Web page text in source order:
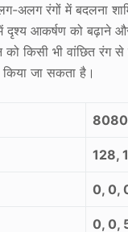
अलग रंगों में बदलना
आकर्षण को बढ़ाने
किसी भी वांछित रंग से
जा सकता है।
128,
0, 0,
0, 0,